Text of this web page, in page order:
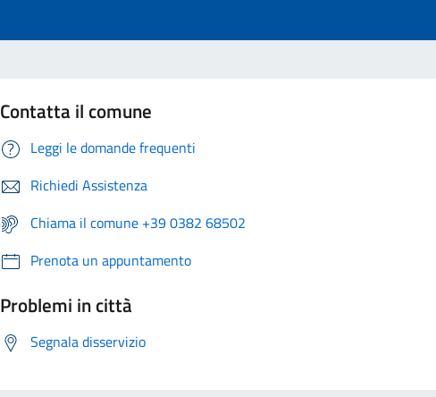
Contatta il comune
Leggi le domande frequenti
Richiedi Assistenza
Chiama il comune +39 0382 68502
Prenota un appuntamento
Problemi in città
Segnala disservizio